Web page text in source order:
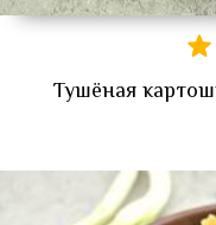
Тушёная